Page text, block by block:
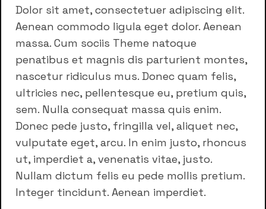
Dolor sit amet, consectetuer adipiscing elit.
Aenean commodo ligula eget dolor. Aenean
massa. Cum sociis Theme natoque
penatibus et magnis dis parturient montes,
nascetur ridiculus mus. Donec quam felis,
ultricies nec, pellentesque eu, pretium quis,
sem. Nulla consequat massa quis enim.
Donec pede justo, fringilla vel, aliquet nec,
vulputate eget, arcu. In enim justo, rhoncus
ut, imperdiet a, venenatis vitae, justo.
Nullam dictum felis eu pede mollis pretium.
Integer tincidunt. Aenean imperdiet.